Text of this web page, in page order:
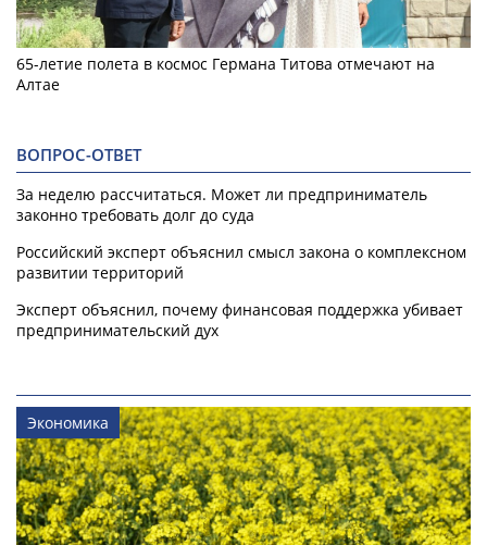
65-летие полета в космос Германа Титова отмечают на
Алтае
ВОПРОС-ОТВЕТ
За неделю рассчитаться. Может ли предприниматель
законно требовать долг до суда
Российский эксперт объяснил смысл закона о комплексном
развитии территорий
Эксперт объяснил, почему финансовая поддержка убивает
предпринимательский дух
Экономика